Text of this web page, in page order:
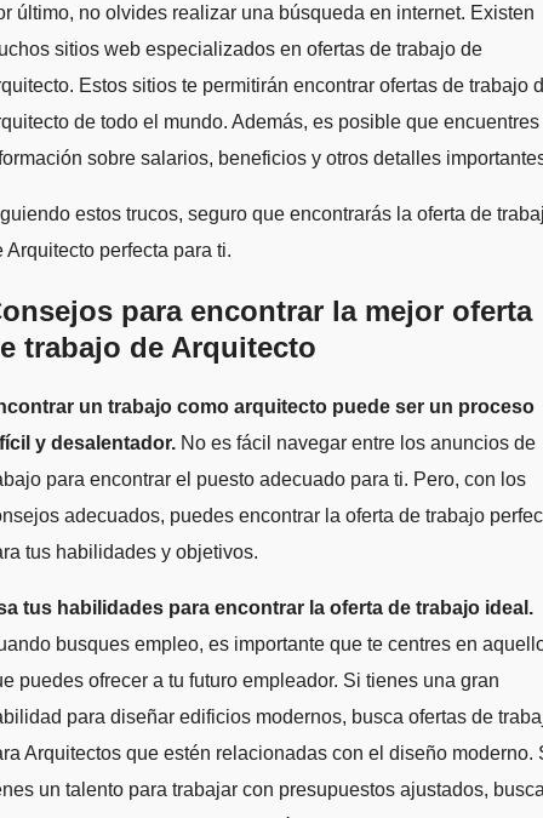
último, no olvides realizar una búsqueda en internet. Existen
sitios web especializados en ofertas de trabajo de
Estos sitios te permitirán encontrar ofertas de trabajo
de todo el mundo. Además, es posible que encuentres
sobre salarios, beneficios y otros detalles
estos trucos, seguro que encontrarás la oferta de
Arquitecto perfecta para ti.
para encontrar la mejor oferta
trabajo de Arquitecto
un trabajo como arquitecto puede ser un proceso
y desalentador. No es fácil navegar entre los anuncios de
para encontrar el puesto adecuado para ti. Pero, con los
adecuados, puedes encontrar la oferta de trabajo
tus habilidades y objetivos.
tus habilidades para encontrar la oferta de trabajo ideal.
busques empleo, es importante que te centres en
puedes ofrecer a tu futuro empleador. Si tienes una gran
para diseñar edificios modernos, busca ofertas de
Arquitectos que estén relacionadas con el diseño moderno.
un talento para trabajar con presupuestos ajustados,